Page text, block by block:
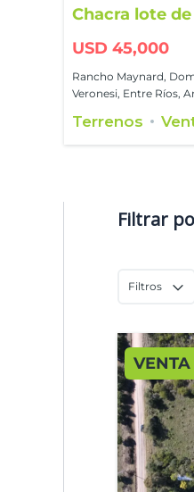
Chacra lote
USD 45,000
Rancho Maynard,
Veronesi, Entre Ríos,
Terrenos
Filtrar
Filtros
VENTA